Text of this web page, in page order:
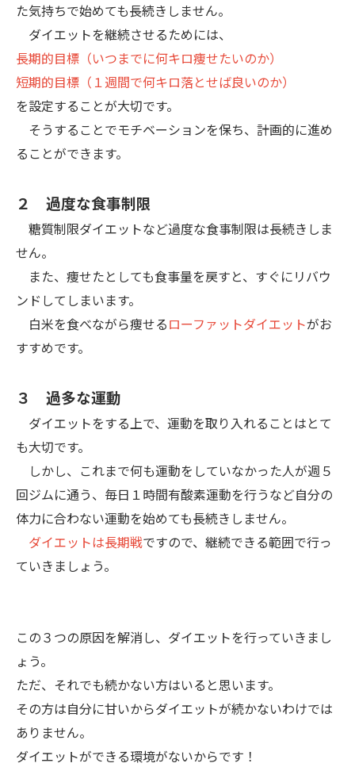
た気持ちで始めても長続きしません。
ダイエットを継続させるためには、
長期的目標（いつまでに何キロ痩せたいのか）
短期的目標（１週間で何キロ落とせば良いのか）
を設定することが大切です。
そうすることでモチベーションを保ち、計画的に進め
ることができます。
２ 過度な食事制限
糖質制限ダイエットなど過度な食事制限は長続きしま
せん。
また、痩せたとしても食事量を戻すと、すぐにリバウ
ンドしてしまいます。
白米を食べながら痩せるローファットダイエットがお
すすめです。
３ 過多な運動
ダイエットをする上で、運動を取り入れることはとて
も大切です。
しかし、これまで何も運動をしていなかった人が週５
回ジムに通う、毎日１時間有酸素運動を行うなど自分の
体力に合わない運動を始めても長続きしません。
ダイエットは長期戦ですので、継続できる範囲で行っ
ていきましょう。
この３つの原因を解消し、ダイエットを行っていきまし
ょう。
ただ、それでも続かない方はいると思います。
その方は自分に甘いからダイエットが続かないわけでは
ありません。
ダイエットができる環境がないからです！